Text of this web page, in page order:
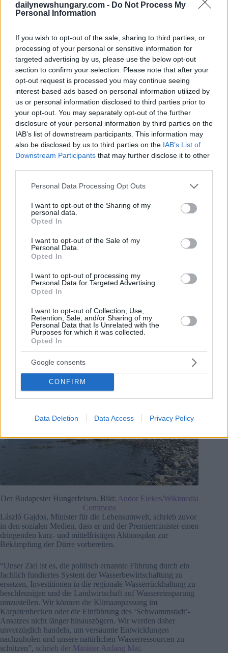
dailynewshungary.com - Do Not Process My
Personal Information
If you wish to opt-out of the sale, sharing to third parties, or
processing of your personal or sensitive information for
targeted advertising by us, please use the below opt-out
section to confirm your selection. Please note that after your
opt-out request is processed you may continue seeing
interest-based ads based on personal information utilized by
us or personal information disclosed to third parties prior to
your opt-out. You may separately opt-out of the further
disclosure of your personal information by third parties on the
IAB’s list of downstream participants. This information may
also be disclosed by us to third parties on the IAB’s List of
Downstream Participants that may further disclose it to other
Please note that this website/app uses one or more Google
not limited to your visit or usage behaviour. You may click to
grant or deny consent to Google and its third-party tags to
use your data for below specified purposes in below Google
consent section.
Personal Data Processing Opt Outs
I want to opt-out of the Sharing of my
personal data.
Opted In
I want to opt-out of the Sale of my
Personal Data.
Opted In
I want to opt-out of processing my
Personal Data for Targeted Advertising.
Opted In
I want to opt-out of Collection, Use,
Retention, Sale, and/or Sharing of my
Personal Data that Is Unrelated with the
Purposes for which it was collected.
Opted In
Google consents
CONFIRM
Data Deletion Data Access Privacy Policy
das einzige Gewässer, das bedroht ist. Auch der Szálka-See in
der Nähe von Szekszárd im Komitat Tolna hat einen
Rekordtiefstand erreicht. Es besteht dringender
Handlungsbedarf, doch ein früheres
Wasserauffüllungsprogramm wurde von lokalen
Bürgergruppen und Privatpersonen blockiert. Der
Bürgermeister von Szekszárd, János Pálfi, sagte, dass
infolgedessen die zuvor zugewiesenen 100 Millionen Forint
zurückgegeben werden mussten, und er sieht derzeit wenig
Aussicht, die fehlenden 80 Zentimeter Wasser zu ersetzen –
auch nicht auf künstlichem Wege.
Im Dorf Szálka wächst die Befürchtung, dass der örtliche
Strand, der nicht nur bei Badegästen, sondern auch bei
Wanderern, Anglern und Tagesausflüglern, die sich von der
muss, wenn der Trend zur Austrocknung anhält.
Regierung richtet ihr Augenmerk auf die Dürre
Die Schwere der Dürre hat auch eine politische Reaktion
hervorgerufen. Péter Magyar hat angekündigt, dass seine
Regierung ihre erste offizielle Sitzung nicht in Budapest,
sondern in Ópusztaszer abhalten wird, auch als Reaktion auf
Nachrichtenagenturwerden dem Treffen Konsultationen mit
Wasserwirtschafts- und Landwirtschaftsexperten
vorausgehen, nach denen Entscheidungen über
langfristiger Strategien zur Wasserbewirtschaftung getroffen
werden sollen.
Der Budapester Hungerfelsen. Bild: Andor Elekes/Wikimedia
Commons
László Gajdos, Minister für die Lebensumwelt, schrieb zuvor
in den sozialen Medien, dass er und der Premierminister einen
dringenden kurz- und mittelfristigen Aktionsplan zur
Bekämpfung der Dürre vorbereiten.
“Unser Ziel ist es, die politisch ernannte Führung durch ein
fachlich fundiertes System der Wasserbewirtschaftung zu
ersetzen, Investitionen in die regionale Wasserrückhaltung zu
beschleunigen und die Landwirtschaft auf Wassereinsparung
umzustellen. Wir können die Klimaanpassung im
Karpatenbecken oder die Einführung des ‘Schwammstadt’-
Ansatzes nicht länger hinauszögern. Wir werden daher
unverzüglich handeln, um versäumte Entwicklungen
nachzuholen und unsere natürlichen Wasserressourcen zu
schützen”, schrieb der Minister Anfang Mai.